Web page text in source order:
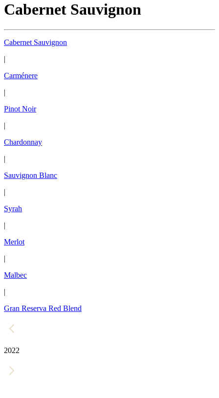
Cabernet Sauvignon
Cabernet Sauvignon
|
Carménere
|
Pinot Noir
|
Chardonnay
|
Sauvignon Blanc
|
Syrah
|
Merlot
|
Malbec
|
Gran Reserva Red Blend
2022